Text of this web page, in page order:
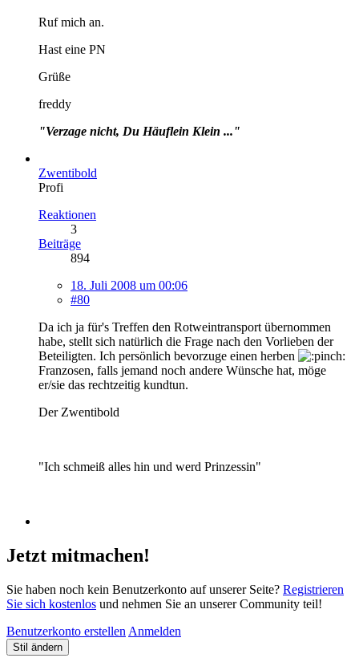
Ruf mich an.
Hast eine PN
Grüße
freddy
"Verzage nicht, Du Häuflein Klein ..."
Zwentibold
Profi
Reaktionen
3
Beiträge
894
18. Juli 2008 um 00:06
#80
Da ich ja für's Treffen den Rotweintransport übernommen
habe, stellt sich natürlich die Frage nach den Vorlieben der
Beteiligten. Ich persönlich bevorzuge einen herben
Franzosen, falls jemand noch andere Wünsche hat, möge
er/sie das rechtzeitig kundtun.
Der Zwentibold
"Ich schmeiß alles hin und werd Prinzessin"
Jetzt mitmachen!
Sie haben noch kein Benutzerkonto auf unserer Seite? Registrieren
Sie sich kostenlos und nehmen Sie an unserer Community teil!
Benutzerkonto erstellen Anmelden
Stil ändern